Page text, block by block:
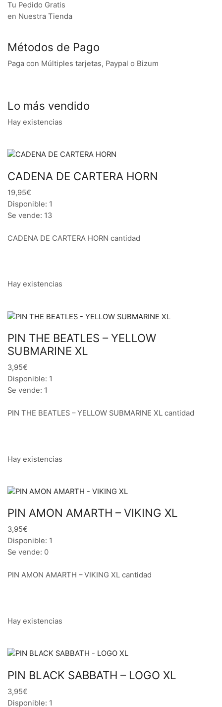
Tu Pedido Gratis
en Nuestra Tienda
Métodos de Pago
Paga con Múltiples tarjetas, Paypal o Bizum
Lo más vendido
Hay existencias
CADENA DE CARTERA HORN
19,95€
Disponible: 1
Se vende: 13
CADENA DE CARTERA HORN cantidad
Hay existencias
PIN THE BEATLES – YELLOW
SUBMARINE XL
3,95€
Disponible: 1
Se vende: 1
PIN THE BEATLES – YELLOW SUBMARINE XL cantidad
Hay existencias
PIN AMON AMARTH – VIKING XL
3,95€
Disponible: 1
Se vende: 0
PIN AMON AMARTH – VIKING XL cantidad
Hay existencias
PIN BLACK SABBATH – LOGO XL
3,95€
Disponible: 1